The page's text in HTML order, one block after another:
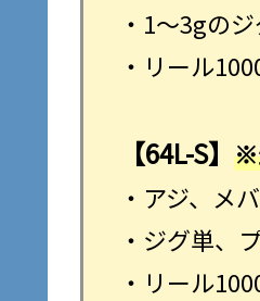
・1～3gの
・リール
【64L-S】 ※
・アジ、メ
・ジグ単、
・リール